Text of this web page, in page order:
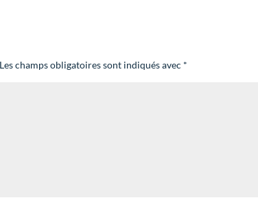
Les champs obligatoires sont indiqués avec *